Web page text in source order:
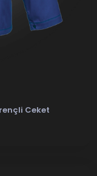
Ceket